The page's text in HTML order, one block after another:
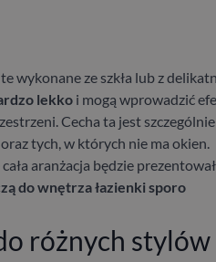
wykonane ze szkła lub z
lekko i mogą wprowadzić
Cecha ta jest szczególnie
tych, w których nie ma okien.
aranżacja będzie
do wnętrza łazienki sporo
różnych stylów